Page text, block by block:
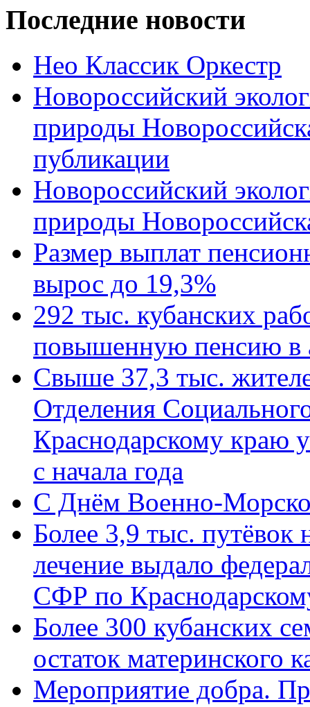
Последние новости
Нео Классик Оркестр
Новороссийский
природы
публикации
Новороссийский
природы
Размер выплат
вырос до 19,3%
292 тыс. кубанских
повышенную пенсию в
Свыше 37,3 тыс.
Отделения
Краснодарскому краю
с начала года
C Днём Военно-
Более 3,9 тыс. путёвок
лечение выдало
СФР по
Более 300 кубанских
остаток материнского
Мероприятие добра.